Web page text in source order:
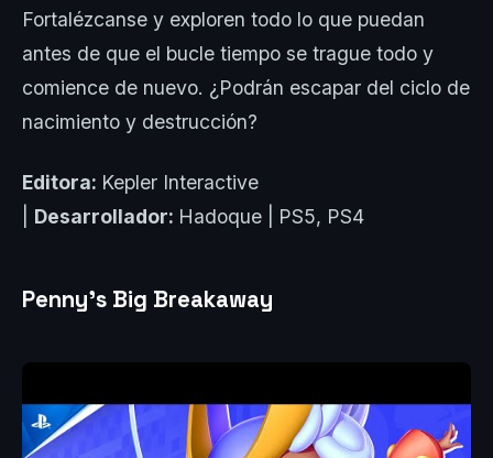
Fortalézcanse y exploren todo lo que puedan
antes de que el bucle tiempo se trague todo y
comience de nuevo. ¿Podrán escapar del ciclo de
nacimiento y destrucción?
Editora: Kepler Interactive
Desarrollador: Hadoque | PS5, PS4
Penny’s Big Breakaway